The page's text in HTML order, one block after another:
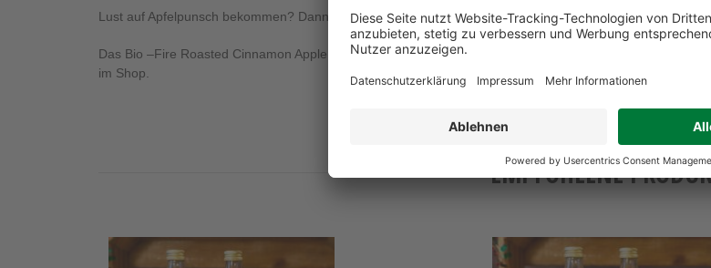
Lust auf Apfelpunsch bekommen? Dann bestelle doch ganz bequem eines unserer"Apfelpunsch-Sets"
Das Bio –Fire Roasted Cinnamon Apple Spice Gewürz schmeckt auch gut zu Orangensaft. Den
im Shop.
EMPFOHLENE